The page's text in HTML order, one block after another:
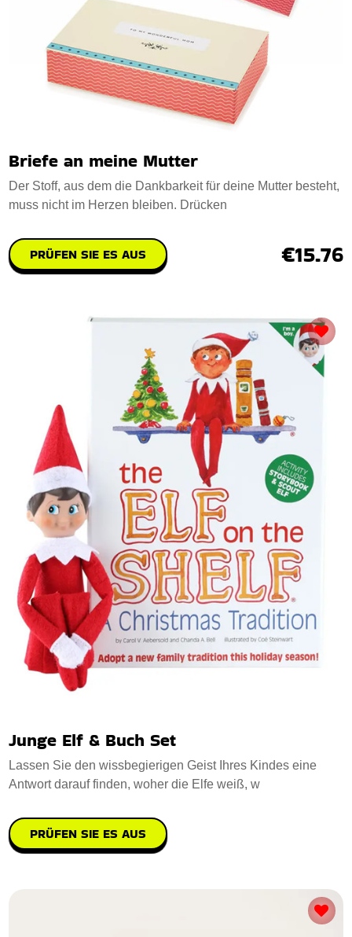
Briefe an meine Mutter
Der Stoff, aus dem die Dankbarkeit für deine Mutter besteht,
muss nicht im Herzen bleiben. Drücken
PRÜFEN SIE ES AUS €15.76
Junge Elf & Buch Set
Lassen Sie den wissbegierigen Geist Ihres Kindes eine
Antwort darauf finden, woher die Elfe weiß, w
PRÜFEN SIE ES AUS